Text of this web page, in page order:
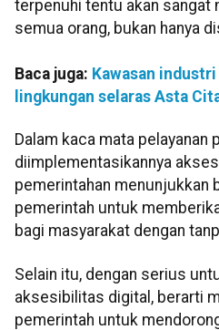
terpenuhi tentu akan sangat
semua orang, bukan hanya
Baca juga: Kawasan
lingkungan selaras Asta
Dalam kaca mata pelayanan
diimplementasikannya
pemerintahan menunjukkan
pemerintah untuk
bagi masyarakat dengan
Selain itu, dengan serius
aksesibilitas digital, berarti
pemerintah untuk